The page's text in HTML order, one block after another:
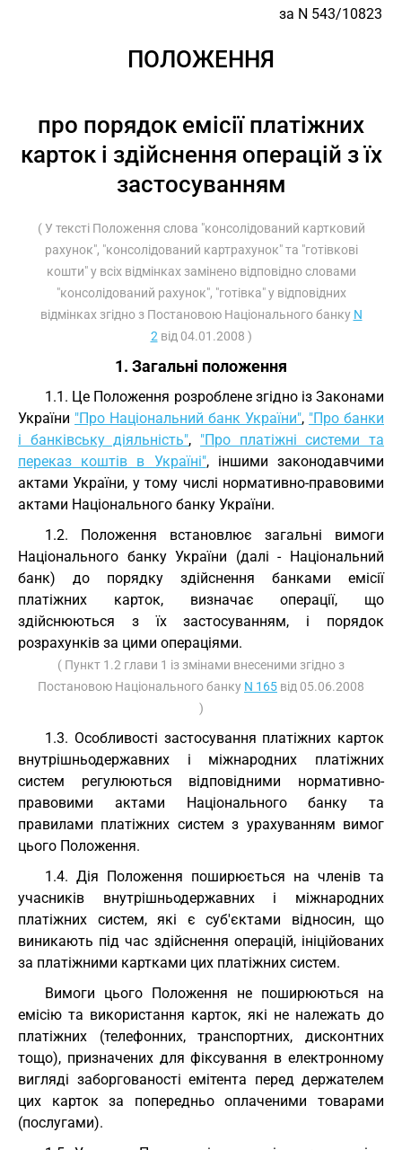
за N 543/10823
ПОЛОЖЕННЯ
про порядок емісії платіжних
карток і здійснення операцій з їх
застосуванням
( У тексті Положення слова "консолідований картковий
рахунок", "консолідований картрахунок" та "готівкові
кошти" у всіх відмінках замінено відповідно словами
"консолідований рахунок", "готівка" у відповідних
відмінках згідно з Постановою Національного банку N
2 від 04.01.2008 )
1. Загальні положення
1.1. Це Положення розроблене згідно із Законами
України "Про Національний банк України", "Про банки
і банківську діяльність", "Про платіжні системи та
переказ коштів в Україні", іншими законодавчими
актами України, у тому числі нормативно-правовими
актами Національного банку України.
1.2. Положення встановлює загальні вимоги
Національного банку України (далі - Національний
банк) до порядку здійснення банками емісії
платіжних карток, визначає операції, що
здійснюються з їх застосуванням, і порядок
розрахунків за цими операціями.
( Пункт 1.2 глави 1 із змінами внесеними згідно з
Постановою Національного банку N 165 від 05.06.2008
)
1.3. Особливості застосування платіжних карток
внутрішньодержавних і міжнародних платіжних
систем регулюються відповідними нормативно-
правовими актами Національного банку та
правилами платіжних систем з урахуванням вимог
цього Положення.
1.4. Дія Положення поширюється на членів та
учасників внутрішньодержавних і міжнародних
платіжних систем, які є суб'єктами відносин, що
виникають під час здійснення операцій, ініційованих
за платіжними картками цих платіжних систем.
Вимоги цього Положення не поширюються на
емісію та використання карток, які не належать до
платіжних (телефонних, транспортних, дисконтних
тощо), призначених для фіксування в електронному
вигляді заборгованості емітента перед держателем
цих карток за попередньо оплаченими товарами
(послугами).